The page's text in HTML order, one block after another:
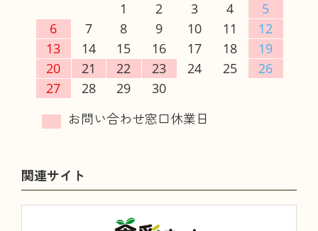
1
2 3 4
5
6
7 8 9 10 11
12
13
14 15 16 17 18
19
20
21 22 23 24 25
26
27
28 29 30
関連サイト